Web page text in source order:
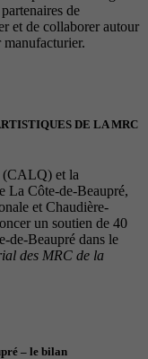
de
et de collaborer autour
manufacturier.
DE LA MRC
(CALQ) et la
La Côte-de-Beaupré,
et Chaudière-
un soutien de 40
de-Beaupré dans le
des MRC de la
– le bilan